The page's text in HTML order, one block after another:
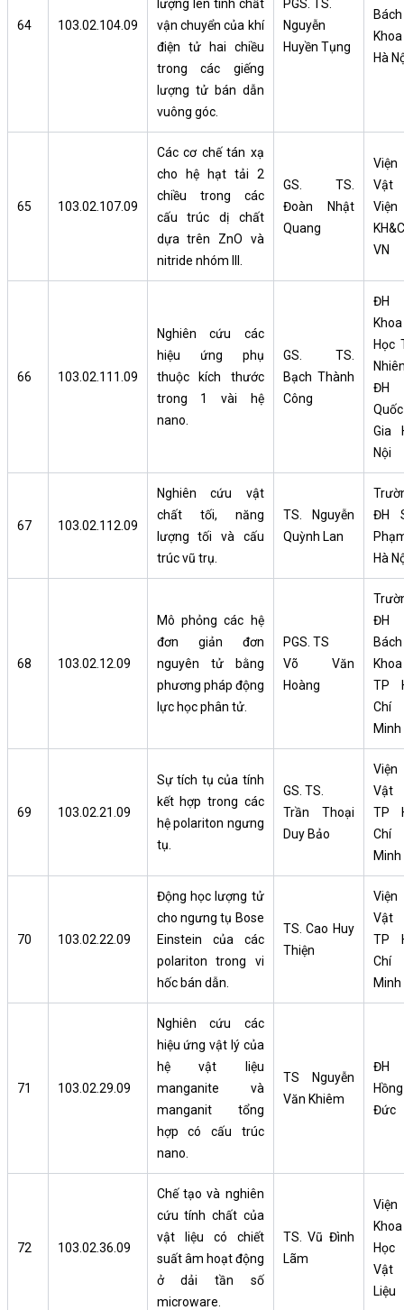
64 103.02.104.09
lượng lên tính chất
vận chuyển của khí
điện tử hai chiều
trong các giếng
lượng tử bán dẫn
vuông góc.
PGS. TS.
Nguyễn
Huyền Tụng
Bách
Khoa
Hà
65 103.02.107.09
Các cơ chế tán xạ
cho hệ hạt tải 2
chiều trong các
cấu trúc dị chất
dựa trên ZnO và
nitride nhóm III.
GS. TS.
Đoàn Nhật
Quang
Viện
Vật
Viện
VN
66 103.02.111.09
Nghiên cứu các
hiệu ứng phụ
thuộc kích thước
trong 1 vài hệ
nano.
GS. TS.
Bạch Thành
Công
ĐH
Khoa
Học
ĐH
Quốc
Gia
Nội
67 103.02.112.09
Nghiên cứu vật
chất tối, năng
lượng tối và cấu
trúc vũ trụ.
TS. Nguyễn
Quỳnh Lan
ĐH
Hà
68 103.02.12.09
Mô phỏng các hệ
đơn giản đơn
nguyên tử bằng
phương pháp động
lực học phân tử.
PGS. TS
Võ Văn
Hoàng
ĐH
Bách
Khoa
TP
Chí
Minh
69 103.02.21.09
Sự tích tụ của tính
kết hợp trong các
hệ polariton ngưng
tụ.
GS. TS.
Trần Thoại
Duy Bảo
Viện
Vật
TP
Chí
Minh
70 103.02.22.09
Động học lượng tử
cho ngưng tụ Bose
Einstein của các
polariton trong vi
hốc bán dẫn.
TS. Cao Huy
Thiện
Viện
Vật
TP
Chí
Minh
71 103.02.29.09
Nghiên cứu các
hiệu ứng vật lý của
hệ vật liệu
manganite và
manganit tổng
hợp có cấu trúc
nano.
TS Nguyễn
Văn Khiêm
ĐH
Hồng
Đức
72 103.02.36.09
Chế tạo và nghiên
cứu tính chất của
vật liệu có chiết
suất âm hoạt động
ở dải tần số
microware.
TS. Vũ Đình
Lãm
Viện
Khoa
Học
Vật
Liệu